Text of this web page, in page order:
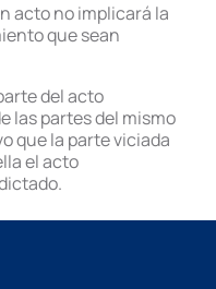
acto no implicará la
que sean
del acto
las partes del mismo
que la parte viciada
el acto